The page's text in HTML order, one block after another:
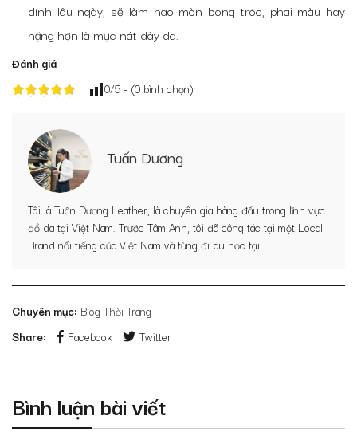
dính lâu ngày, sẽ làm hao mòn bong tróc, phai màu hay
nặng hơn là mục nát dây da.
Đánh giá
0/5 - (0 bình chọn)
Tuấn Dương
Tôi là Tuấn Dương Leather, là chuyên gia hàng đầu trong lĩnh vực
đồ da tại Việt Nam. Trước Tâm Anh, tôi đã công tác tại một Local
Brand nổi tiếng của Việt Nam và từng đi du học tại...
Chuyên mục: Blog Thời Trang
Share:
Facebook Twitter
Bình luận bài viết